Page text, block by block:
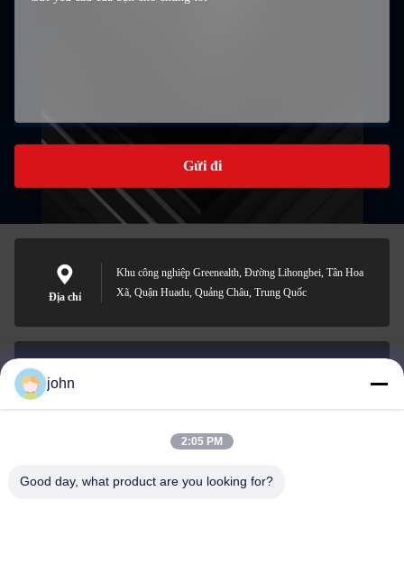
Gửi đi
Địa chỉ
Khu công nghiệp Greenealth, Đường Lihongbei, Tân Hoa
Xã, Quận Huadu, Quảng Châu, Trung Quốc
0086-153-7406-6785
john
2:05 PM
Good day, what product are you looking for?